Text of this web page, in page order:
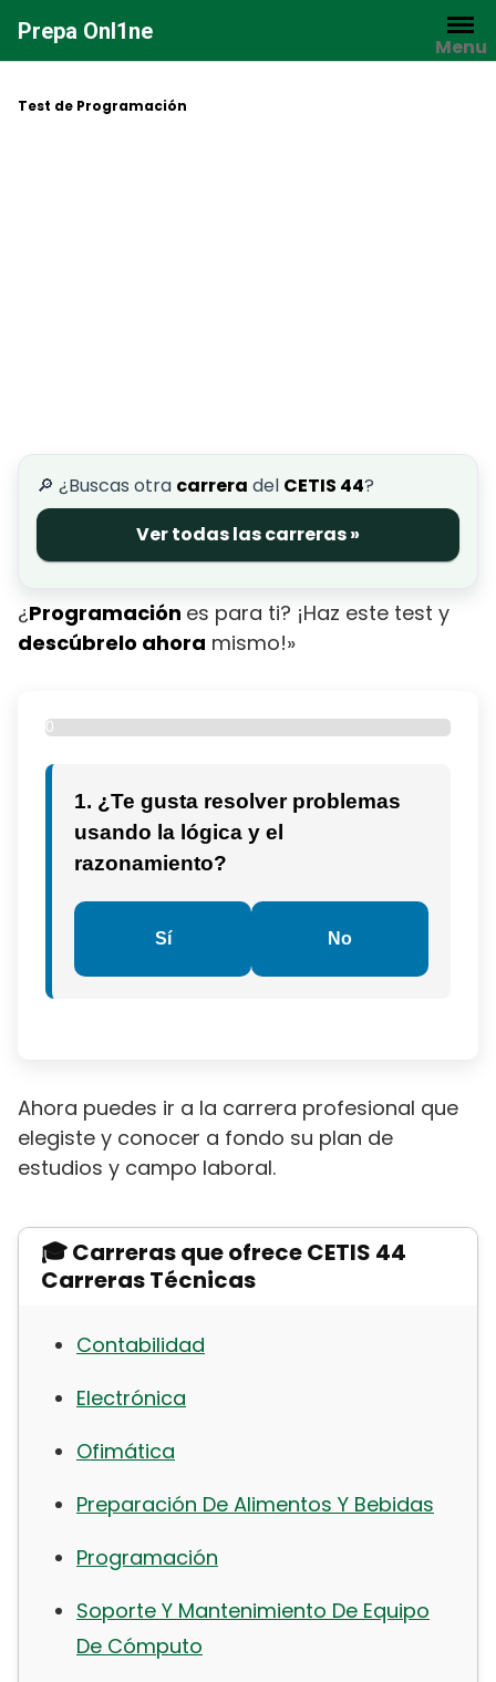
contenido
Prepa Onl1ne
Menu
Test de Programación
🔎 ¿Buscas otra carrera del CETIS 44?
Ver todas las carreras »
¿Programación es para ti? ¡Haz este test y
descúbrelo ahora mismo!»
0
1. ¿Te gusta resolver problemas
usando la lógica y el
razonamiento?
Sí No
Ahora puedes ir a la carrera profesional que
elegiste y conocer a fondo su plan de
estudios y campo laboral.
🎓 Carreras que ofrece CETIS 44
Carreras Técnicas
Contabilidad
Electrónica
Ofimática
Preparación De Alimentos Y Bebidas
Programación
Soporte Y Mantenimiento De Equipo
De Cómputo